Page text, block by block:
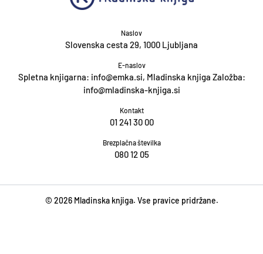
Naslov
Slovenska cesta 29, 1000 Ljubljana
E-naslov
Spletna knjigarna: info@emka.si, Mladinska knjiga Založba:
info@mladinska-knjiga.si
Kontakt
01 241 30 00
Brezplačna številka
080 12 05
© 2026 Mladinska knjiga. Vse pravice pridržane.